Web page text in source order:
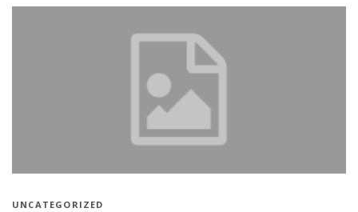
UNCATEGORIZED